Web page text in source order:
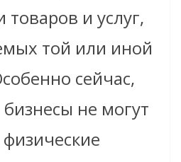
товаров и услуг,
той или иной
сейчас,
не могут